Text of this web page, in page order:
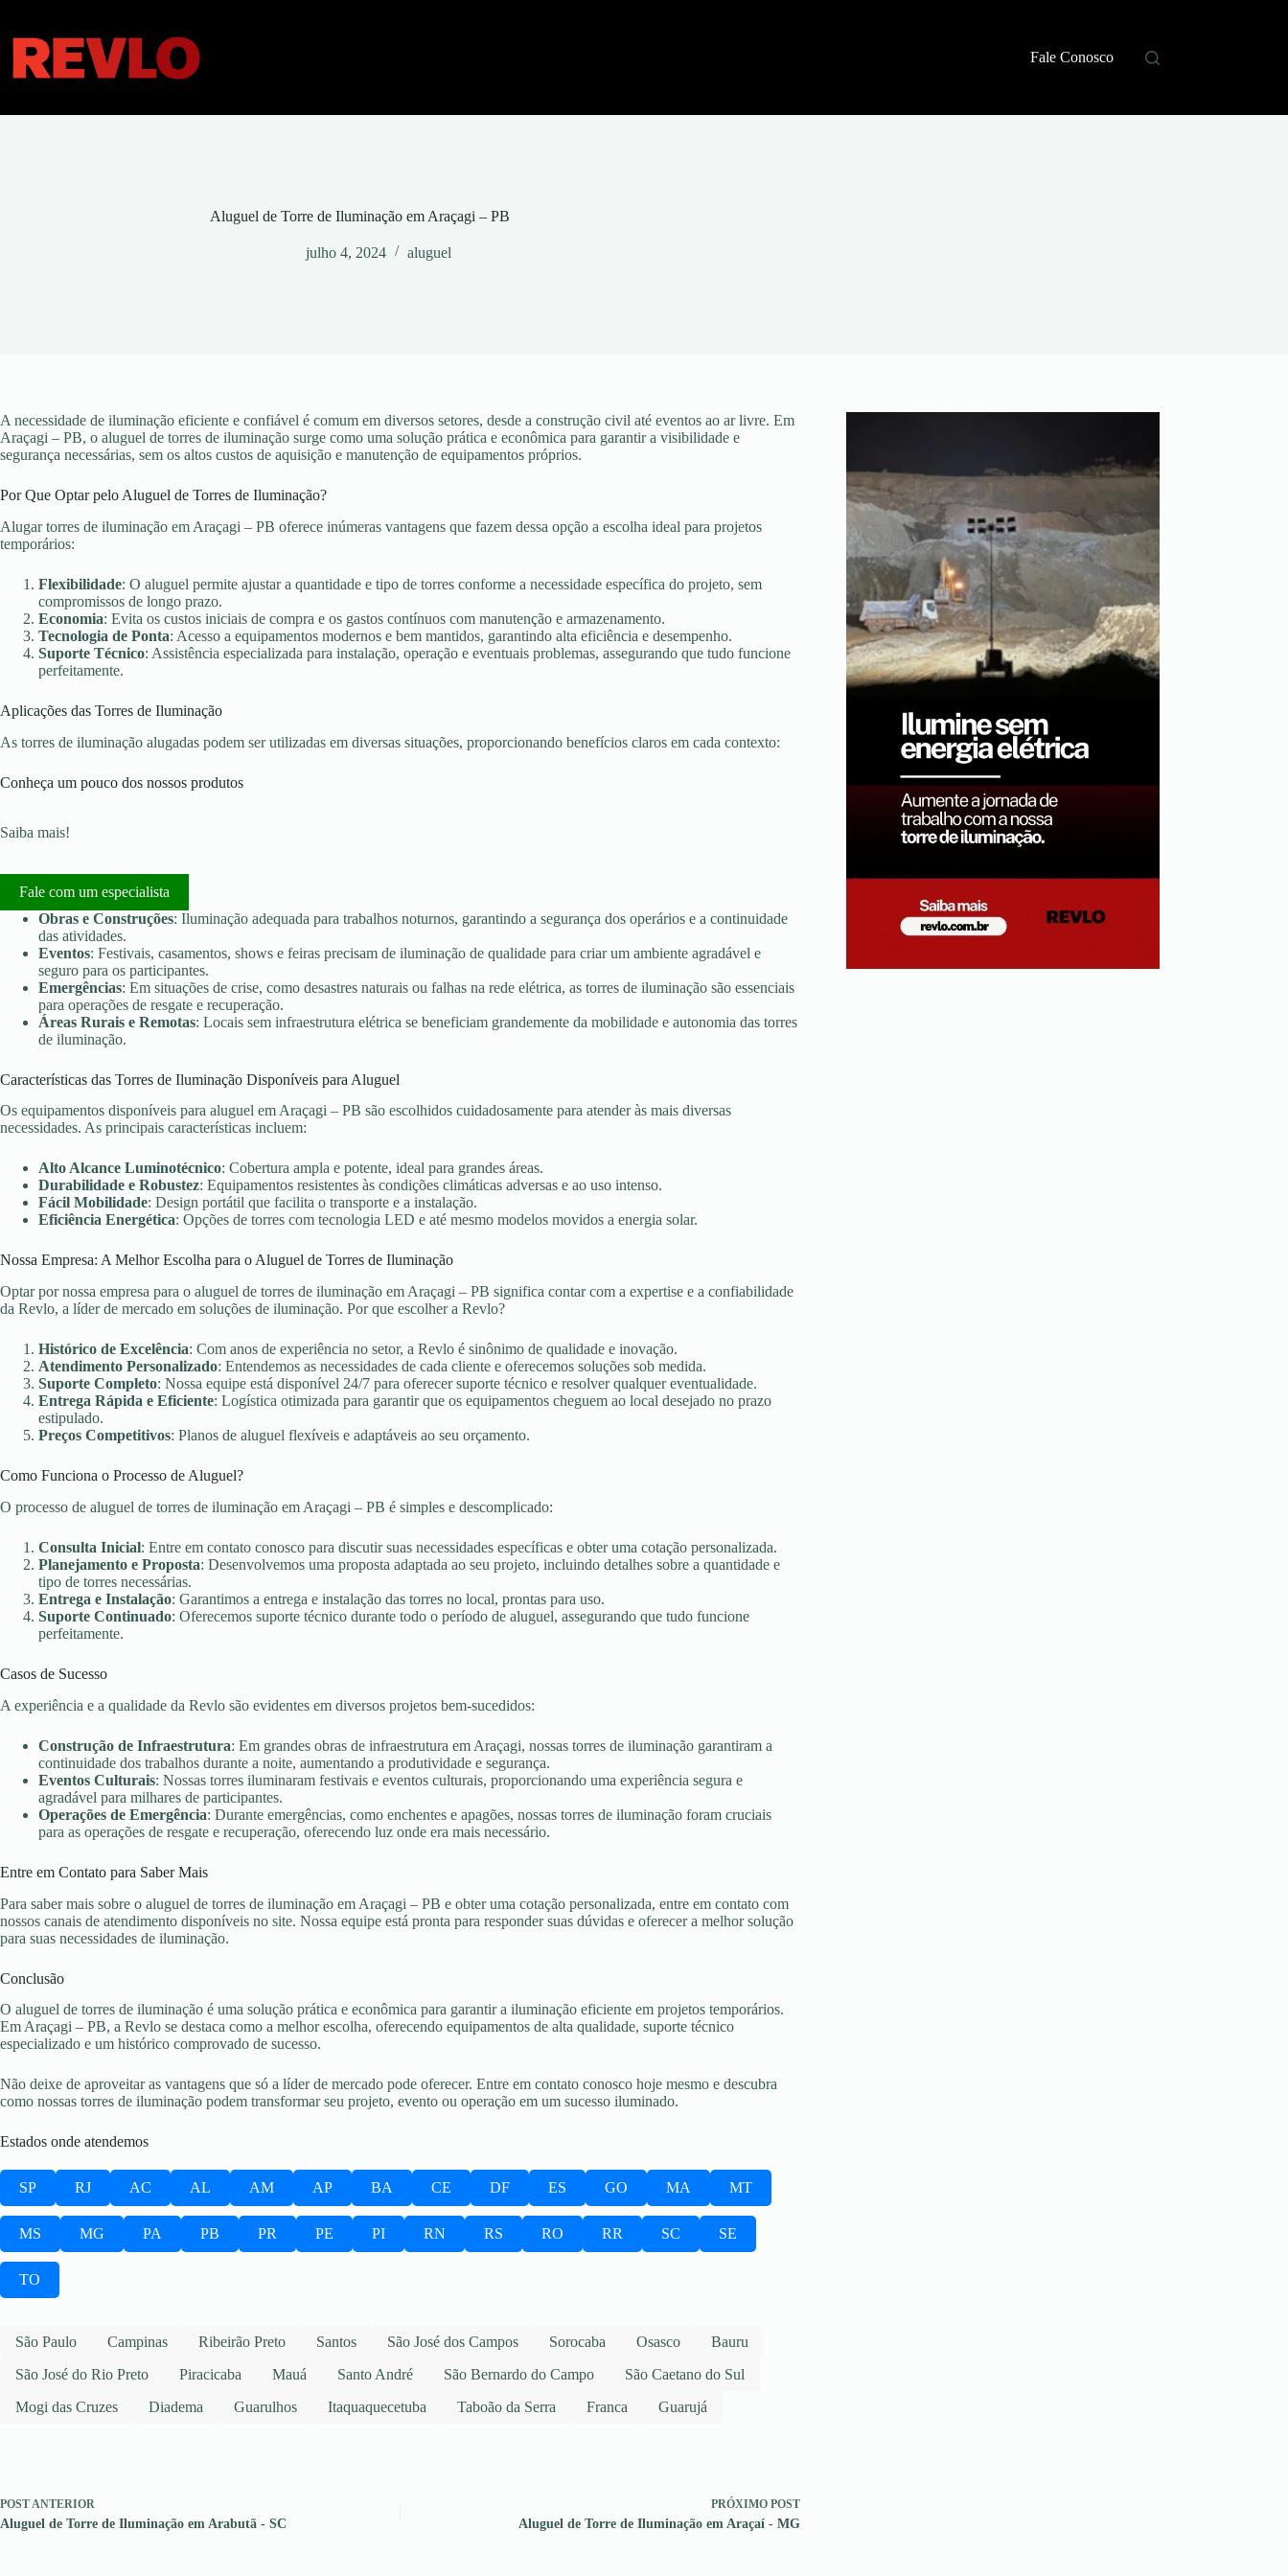
conteúdo
Fale Conosco
Aluguel de Torre de Iluminação em Araçagi – PB
julho 4, 2024 aluguel
A necessidade de iluminação eficiente e confiável é comum em diversos setores, desde a construção civil até eventos ao ar livre. Em
Araçagi – PB, o aluguel de torres de iluminação surge como uma solução prática e econômica para garantir a visibilidade e
segurança necessárias, sem os altos custos de aquisição e manutenção de equipamentos próprios.
Por Que Optar pelo Aluguel de Torres de Iluminação?
Alugar torres de iluminação em Araçagi – PB oferece inúmeras vantagens que fazem dessa opção a escolha ideal para projetos
temporários:
Flexibilidade: O aluguel permite ajustar a quantidade e tipo de torres conforme a necessidade específica do projeto, sem
compromissos de longo prazo.
Economia: Evita os custos iniciais de compra e os gastos contínuos com manutenção e armazenamento.
Tecnologia de Ponta: Acesso a equipamentos modernos e bem mantidos, garantindo alta eficiência e desempenho.
Suporte Técnico: Assistência especializada para instalação, operação e eventuais problemas, assegurando que tudo funcione
perfeitamente.
Aplicações das Torres de Iluminação
As torres de iluminação alugadas podem ser utilizadas em diversas situações, proporcionando benefícios claros em cada contexto:
Conheça um pouco dos nossos produtos
Saiba mais!
Fale com um especialista
Obras e Construções: Iluminação adequada para trabalhos noturnos, garantindo a segurança dos operários e a continuidade
das atividades.
Eventos: Festivais, casamentos, shows e feiras precisam de iluminação de qualidade para criar um ambiente agradável e
seguro para os participantes.
Emergências: Em situações de crise, como desastres naturais ou falhas na rede elétrica, as torres de iluminação são essenciais
para operações de resgate e recuperação.
Áreas Rurais e Remotas: Locais sem infraestrutura elétrica se beneficiam grandemente da mobilidade e autonomia das torres
de iluminação.
Características das Torres de Iluminação Disponíveis para Aluguel
Os equipamentos disponíveis para aluguel em Araçagi – PB são escolhidos cuidadosamente para atender às mais diversas
necessidades. As principais características incluem:
Alto Alcance Luminotécnico: Cobertura ampla e potente, ideal para grandes áreas.
Durabilidade e Robustez: Equipamentos resistentes às condições climáticas adversas e ao uso intenso.
Fácil Mobilidade: Design portátil que facilita o transporte e a instalação.
Eficiência Energética: Opções de torres com tecnologia LED e até mesmo modelos movidos a energia solar.
Nossa Empresa: A Melhor Escolha para o Aluguel de Torres de Iluminação
Optar por nossa empresa para o aluguel de torres de iluminação em Araçagi – PB significa contar com a expertise e a confiabilidade
da Revlo, a líder de mercado em soluções de iluminação. Por que escolher a Revlo?
Histórico de Excelência: Com anos de experiência no setor, a Revlo é sinônimo de qualidade e inovação.
Atendimento Personalizado: Entendemos as necessidades de cada cliente e oferecemos soluções sob medida.
Suporte Completo: Nossa equipe está disponível 24/7 para oferecer suporte técnico e resolver qualquer eventualidade.
Entrega Rápida e Eficiente: Logística otimizada para garantir que os equipamentos cheguem ao local desejado no prazo
estipulado.
Preços Competitivos: Planos de aluguel flexíveis e adaptáveis ao seu orçamento.
Como Funciona o Processo de Aluguel?
O processo de aluguel de torres de iluminação em Araçagi – PB é simples e descomplicado:
Consulta Inicial: Entre em contato conosco para discutir suas necessidades específicas e obter uma cotação personalizada.
Planejamento e Proposta: Desenvolvemos uma proposta adaptada ao seu projeto, incluindo detalhes sobre a quantidade e
tipo de torres necessárias.
Entrega e Instalação: Garantimos a entrega e instalação das torres no local, prontas para uso.
Suporte Continuado: Oferecemos suporte técnico durante todo o período de aluguel, assegurando que tudo funcione
perfeitamente.
Casos de Sucesso
A experiência e a qualidade da Revlo são evidentes em diversos projetos bem-sucedidos:
Construção de Infraestrutura: Em grandes obras de infraestrutura em Araçagi, nossas torres de iluminação garantiram a
continuidade dos trabalhos durante a noite, aumentando a produtividade e segurança.
Eventos Culturais: Nossas torres iluminaram festivais e eventos culturais, proporcionando uma experiência segura e
agradável para milhares de participantes.
Operações de Emergência: Durante emergências, como enchentes e apagões, nossas torres de iluminação foram cruciais
para as operações de resgate e recuperação, oferecendo luz onde era mais necessário.
Entre em Contato para Saber Mais
Para saber mais sobre o aluguel de torres de iluminação em Araçagi – PB e obter uma cotação personalizada, entre em contato com
nossos canais de atendimento disponíveis no site. Nossa equipe está pronta para responder suas dúvidas e oferecer a melhor solução
para suas necessidades de iluminação.
Conclusão
O aluguel de torres de iluminação é uma solução prática e econômica para garantir a iluminação eficiente em projetos temporários.
Em Araçagi – PB, a Revlo se destaca como a melhor escolha, oferecendo equipamentos de alta qualidade, suporte técnico
especializado e um histórico comprovado de sucesso.
Não deixe de aproveitar as vantagens que só a líder de mercado pode oferecer. Entre em contato conosco hoje mesmo e descubra
como nossas torres de iluminação podem transformar seu projeto, evento ou operação em um sucesso iluminado.
Estados onde atendemos
SP RJ AC AL AM AP BA CE DF ES GO MA MT
MS MG PA PB PR PE PI RN RS RO RR SC SE
TO
São Paulo Campinas Ribeirão Preto Santos São José dos Campos Sorocaba Osasco
Bauru
São José do Rio Preto
Piracicaba Mauá Santo André São Bernardo do Campo
São Caetano do Sul
Mogi das Cruzes
Diadema Guarulhos Itaquaquecetuba Taboão da Serra Franca Guarujá
POSTANTERIOR
Aluguel de Torre de Iluminação em Arabutã - SC
PRÓXIMO POST
Aluguel de Torre de Iluminação em Araçaí - MG